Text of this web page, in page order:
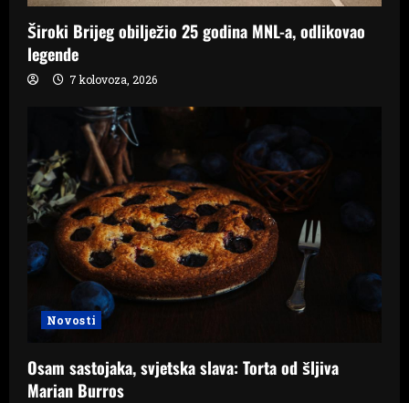
Široki Brijeg obilježio 25 godina MNL-a, odlikovao
legende
7 kolovoza, 2026
Novosti
Osam sastojaka, svjetska slava: Torta od šljiva
Marian Burros